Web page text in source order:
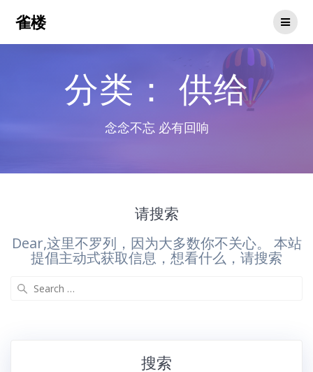
雀楼
分类： 供给
念念不忘 必有回响
请搜索
Dear,这里不罗列，因为大多数你不关心。 本站
提倡主动式获取信息，想看什么，请搜索
搜索